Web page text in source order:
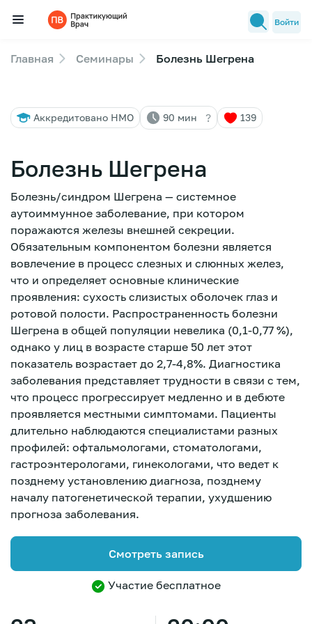
Семинары
Лекторы
Зарегистрироваться
Войти
Главная Семинары Болезнь Шегрена
Аккредитовано НМО 90 мин ? 139
Болезнь Шегрена
Болезнь/синдром Шегрена — системное
аутоиммунное заболевание, при котором
поражаются железы внешней секреции.
Обязательным компонентом болезни является
вовлечение в процесс слезных и слюнных желез,
что и определяет основные клинические
проявления: сухость слизистых оболочек глаз и
ротовой полости. Распространенность болезни
Шегрена в общей популяции невелика (0,1-0,77 %),
однако у лиц в возрасте старше 50 лет этот
показатель возрастает до 2,7-4,8%. Диагностика
заболевания представляет трудности в связи с тем,
что процесс прогрессирует медленно и в дебюте
проявляется местными симптомами. Пациенты
длительно наблюдаются специалистами разных
профилей: офтальмологами, стоматологами,
гастроэнтерологами, гинекологами, что ведет к
позднему установлению диагноза, позднему
началу патогенетической терапии, ухудшению
прогноза заболевания.
Смотреть запись
Участие бесплатное